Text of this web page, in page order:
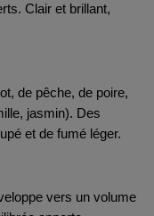
Clair et brillant,
de pêche, de poire,
jasmin). Des
et de fumé léger.
vers un volume